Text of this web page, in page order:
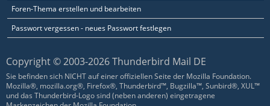
Foren-Thema erstellen und bearbeiten
Passwort vergessen - neues Passwort festlegen
Copyright © 2003-2026 Thunderbird Mail DE
Sie befinden sich NICHT auf einer offiziellen Seite der Mozilla Foundation.
Mozilla®, mozilla.org®, Firefox®, Thunderbird™, Bugzilla™, Sunbird®, XUL™
und das Thunderbird-Logo sind (neben anderen) eingetragene